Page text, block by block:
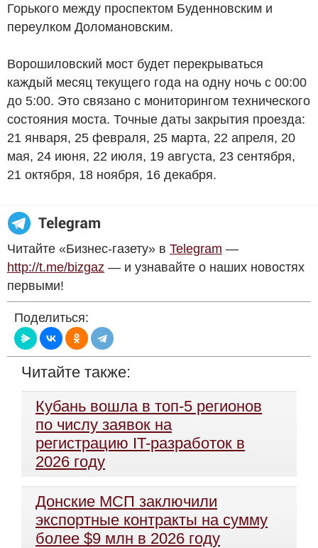
Горького между проспектом Буденновским и
переулком Доломановским.
Ворошиловский мост будет перекрываться
каждый месяц текущего года на одну ночь с 00:00
до 5:00. Это связано с мониторингом технического
состояния моста. Точные даты закрытия проезда:
21 января, 25 февраля, 25 марта, 22 апреля, 20
мая, 24 июня, 22 июля, 19 августа, 23 сентября,
21 октября, 18 ноября, 16 декабря.
Читайте «Бизнес-газету» в Telegram —
http://t.me/bizgaz — и узнавайте о наших новостях
первыми!
Поделиться:
Читайте также:
Кубань вошла в топ-5 регионов
по числу заявок на
регистрацию IT-разработок в
2026 году
Донские МСП заключили
экспортные контракты на сумму
более $9 млн в 2026 году